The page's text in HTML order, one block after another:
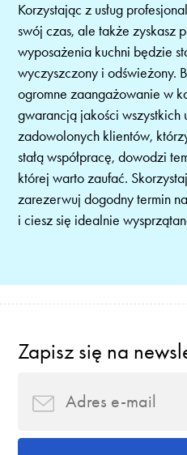
Korzystając z usług
swój czas, ale także zyskasz
wyposażenia kuchni będzie
wyczyszczony i odświeżony.
ogromne zaangażowanie w
gwarancją jakości wszystkich
zadowolonych klientów,
stałą współpracę, dowodzi
której warto zaufać.
zarezerwuj dogodny termin
i ciesz się idealnie
Zapisz się na